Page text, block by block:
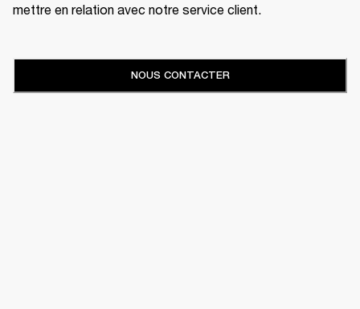
mettre en relation avec notre service client.
NOUS CONTACTER